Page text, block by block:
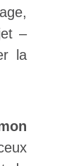
–
la